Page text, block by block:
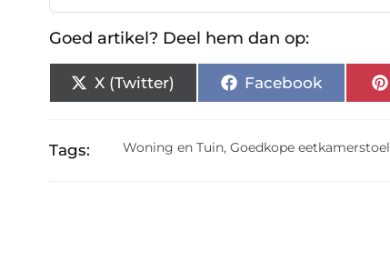
Goed artikel? Deel hem dan op:
X (Twitter) Facebook
Tags: Woning en Tuin,Goedkope